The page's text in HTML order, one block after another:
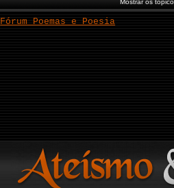
Mostrar os
Fórum Poemas e Poesia